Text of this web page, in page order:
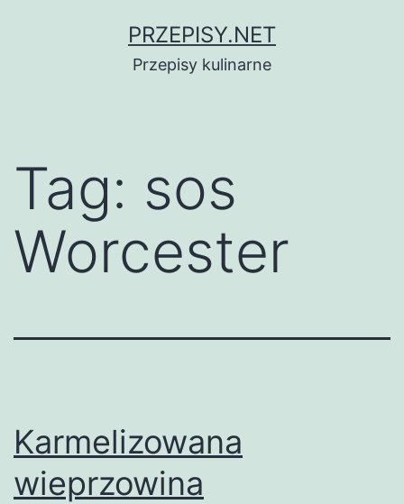
PRZEPISY.NET
Przepisy kulinarne
Tag: sos
Worcester
Karmelizowana
wieprzowina